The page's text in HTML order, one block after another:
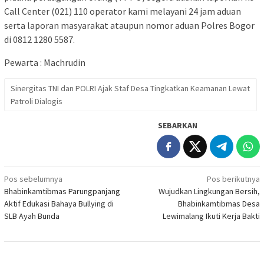
Call Center (021) 110 operator kami melayani 24 jam aduan
serta laporan masyarakat ataupun nomor aduan Polres Bogor
di 0812 1280 5587.
Pewarta : Machrudin
Sinergitas TNI dan POLRI Ajak Staf Desa Tingkatkan Keamanan Lewat
Patroli Dialogis
SEBARKAN
Navigasi
pos
Pos sebelumnya
Bhabinkamtibmas Parungpanjang
Aktif Edukasi Bahaya Bullying di
SLB Ayah Bunda
Pos berikutnya
Wujudkan Lingkungan Bersih,
Bhabinkamtibmas Desa
Lewimalang Ikuti Kerja Bakti